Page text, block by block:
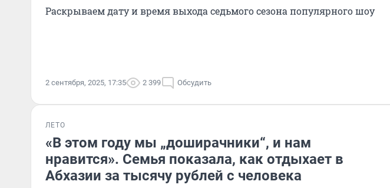
Раскрываем дату и время выхода седьмого сезона популярного шоу
2 сентября, 2025, 17:35 2 399 Обсудить
ЛЕТО
«В этом году мы „доширачники“, и нам
нравится». Семья показала, как отдыхает в
Абхазии за тысячу рублей с человека